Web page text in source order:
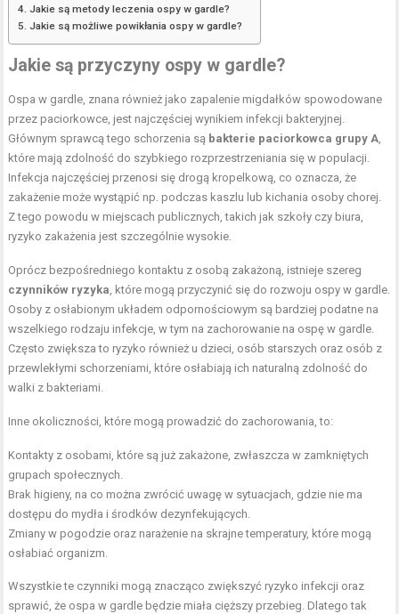
Jakie są metody leczenia ospy w gardle?
Jakie są możliwe powikłania ospy w gardle?
Jakie są przyczyny ospy w gardle?
Ospa w gardle, znana również jako zapalenie migdałków spowodowane
przez paciorkowce, jest najczęściej wynikiem infekcji bakteryjnej.
Głównym sprawcą tego schorzenia są bakterie paciorkowca grupy A,
które mają zdolność do szybkiego rozprzestrzeniania się w populacji.
Infekcja najczęściej przenosi się drogą kropelkową, co oznacza, że
zakażenie może wystąpić np. podczas kaszlu lub kichania osoby chorej.
Z tego powodu w miejscach publicznych, takich jak szkoły czy biura,
ryzyko zakażenia jest szczególnie wysokie.
Oprócz bezpośredniego kontaktu z osobą zakażoną, istnieje szereg
czynników ryzyka, które mogą przyczynić się do rozwoju ospy w gardle.
Osoby z osłabionym układem odpornościowym są bardziej podatne na
wszelkiego rodzaju infekcje, w tym na zachorowanie na ospę w gardle.
Często zwiększa to ryzyko również u dzieci, osób starszych oraz osób z
przewlekłymi schorzeniami, które osłabiają ich naturalną zdolność do
walki z bakteriami.
Inne okoliczności, które mogą prowadzić do zachorowania, to:
Kontakty z osobami, które są już zakażone, zwłaszcza w zamkniętych
grupach społecznych.
Brak higieny, na co można zwrócić uwagę w sytuacjach, gdzie nie ma
dostępu do mydła i środków dezynfekujących.
Zmiany w pogodzie oraz narażenie na skrajne temperatury, które mogą
osłabiać organizm.
Wszystkie te czynniki mogą znacząco zwiększyć ryzyko infekcji oraz
sprawić, że ospa w gardle będzie miała cięższy przebieg. Dlatego tak